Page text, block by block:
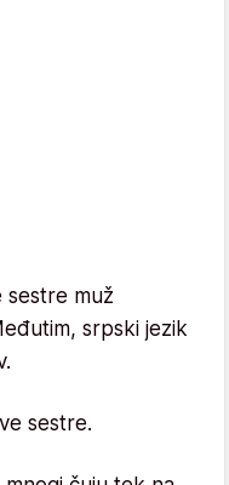
sestre muž
srpski jezik
sestre.